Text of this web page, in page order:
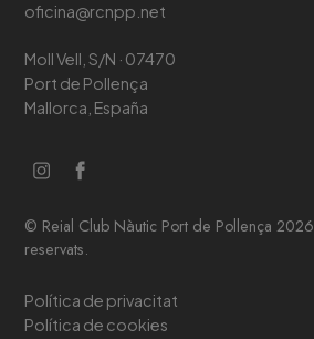
oficina@rcnpp.net
Moll Vell, S/N · 07470
Port de Pollença
Mallorca, España
© Reial Club Nàutic Port de Pollença
reservats.
Política de privacitat
Política de cookies